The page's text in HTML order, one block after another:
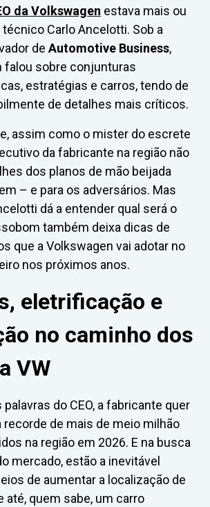
da Volkswagen estava mais ou
Carlo Ancelotti. Sob a
de Automotive Business,
falou sobre conjunturas
estratégias e carros, tendo de
de detalhes mais críticos.
assim como o mister do escrete
da fabricante na região não
dos planos de mão beijada
– e para os adversários. Mas
dá a entender qual será o
também deixa dicas de
que a Volkswagen vai adotar no
nos próximos anos.
eletrificação e
no caminho dos
VW
do CEO, a fabricante quer
recorde de mais de meio milhão
na região em 2026. E na busca
mercado, estão a inevitável
de aumentar a localização de
até, quem sabe, um carro